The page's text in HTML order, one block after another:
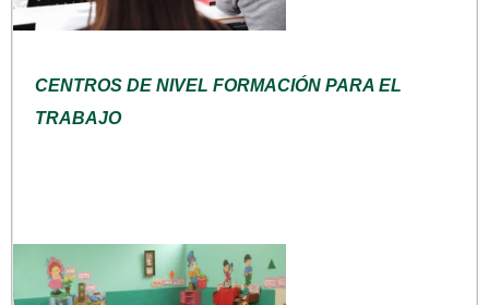
CENTROS DE NIVEL FORMACIÓN PARA EL
TRABAJO